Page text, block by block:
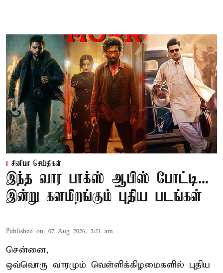
சினிமா செய்திகள்
இந்த வார பாக்ஸ் ஆபிஸ் போட்டி...
இன்று களமிறங்கும் புதிய படங்கள்
Published on: 07 Aug 2026, 2:21 am
சென்னை,
ஒவ்வொரு வாரமும் வெள்ளிக்கிழமைகளில் புதிய